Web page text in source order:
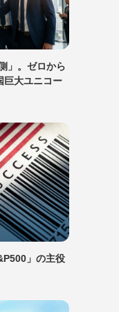
」。ゼロから
巨大ユニコー
」の主役